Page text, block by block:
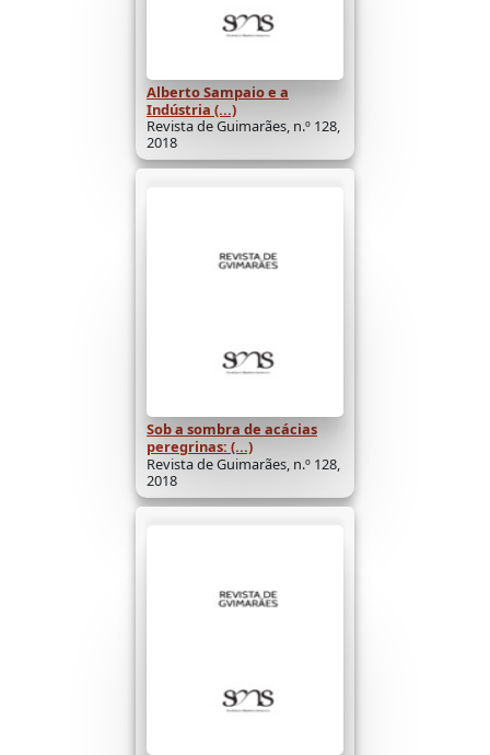
Alberto Sampaio e a
Indústria (...)
Revista de Guimarães, n.º 128,
2018
Sob a sombra de acácias
peregrinas: (...)
Revista de Guimarães, n.º 128,
2018